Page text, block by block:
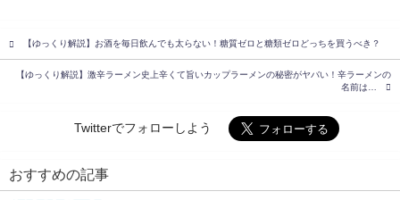
【ゆっくり解説】お酒を毎日飲んでも太らない！糖質ゼロと糖類ゼロどっちを買うべき？
【ゆっくり解説】激辛ラーメン史上辛くて旨いカップラーメンの秘密がヤバい！辛ラーメンの
名前は…
Twitterでフォローしよう
おすすめの記事